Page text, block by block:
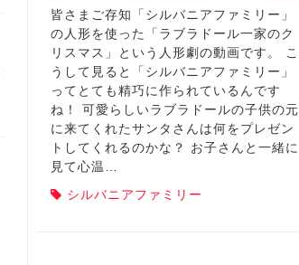
皆さまご存知「シルバニアファミリー」
の人形を使った「ラブラドール一家のク
リスマス」という人形劇の動画です。 こ
うして見ると「シルバニアファミリー」
ってとても精巧に作られているんです
ね！ 可愛らしいラブラドールの子供の元
に来てくれたサンタさんは何をプレゼン
トしてくれるのかな？ お子さんと一緒に
見て心温…
シルバニアファミリー